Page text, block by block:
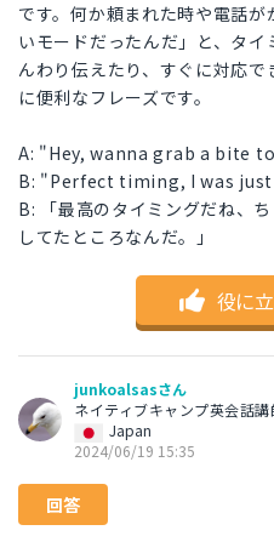
です。何か頼まれた時や電話
いモードだったんだ」と、タ
んわり伝えたり、すぐに対応
に便利なフレーズです。
A: "Hey, wanna grab a bite
B: "Perfect timing, I was
B: 「最高のタイミングだね、
してたところなんだ。」
役に
junkoalsasさん
ネイティブキャンプ英会話講
Japan
2024/06/19 15:35
回答